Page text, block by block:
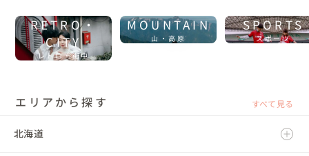
RETRO・
CITY
レトロ・街中
MOUNTAIN
山・高原
SPORTS
スポーツ
エリアから探す すべて見る
北海道